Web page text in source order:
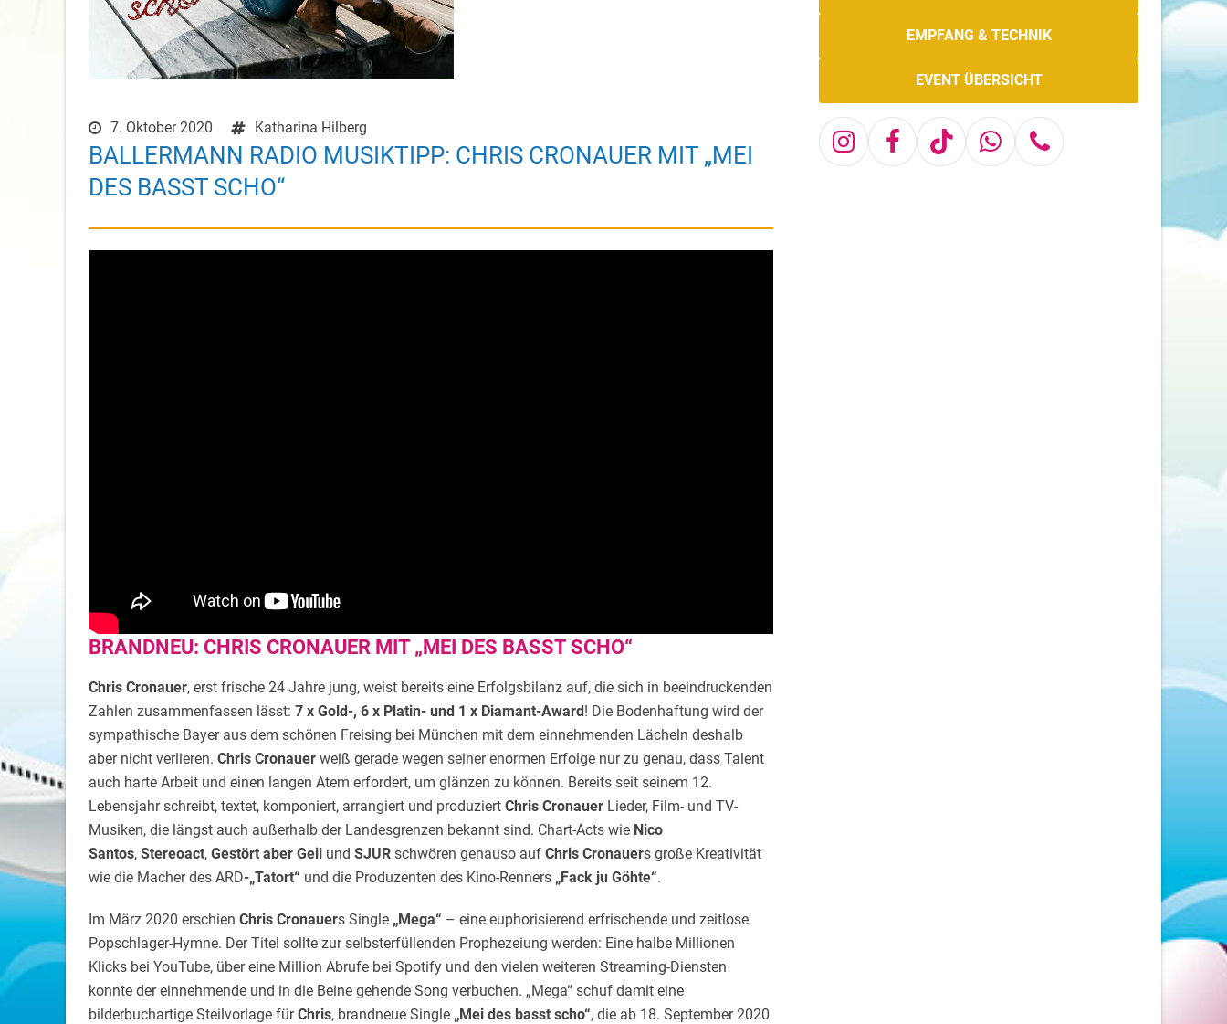
7. Oktober 2020 Katharina Hilberg
BALLERMANN RADIO MUSIKTIPP: CHRIS CRONAUER MIT „MEI
DES BASST SCHO“
BRANDNEU: CHRIS CRONAUER MIT „MEI DES BASST SCHO“
Chris Cronauer, erst frische 24 Jahre jung, weist bereits eine Erfolgsbilanz auf, die sich in beeindruckenden
Zahlen zusammenfassen lässt: 7 x Gold-, 6 x Platin- und 1 x Diamant-Award! Die Bodenhaftung wird der
sympathische Bayer aus dem schönen Freising bei München mit dem einnehmenden Lächeln deshalb
aber nicht verlieren. Chris Cronauer weiß gerade wegen seiner enormen Erfolge nur zu genau, dass Talent
auch harte Arbeit und einen langen Atem erfordert, um glänzen zu können. Bereits seit seinem 12.
Lebensjahr schreibt, textet, komponiert, arrangiert und produziert Chris Cronauer Lieder, Film- und TV-
Musiken, die längst auch außerhalb der Landesgrenzen bekannt sind. Chart-Acts wie Nico
Santos, Stereoact, Gestört aber Geil und SJUR schwören genauso auf Chris Cronauers große Kreativität
wie die Macher des ARD-„Tatort“ und die Produzenten des Kino-Renners „Fack ju Göhte“.
Im März 2020 erschien Chris Cronauers Single „Mega“ – eine euphorisierend erfrischende und zeitlose
Popschlager-Hymne. Der Titel sollte zur selbsterfüllenden Prophezeiung werden: Eine halbe Millionen
Klicks bei YouTube, über eine Million Abrufe bei Spotify und den vielen weiteren Streaming-Diensten
konnte der einnehmende und in die Beine gehende Song verbuchen. „Mega“ schuf damit eine
bilderbuchartige Steilvorlage fürChris‚ brandneue Single „Mei des basst scho“, die ab 18. September 2020
EMPFANG & TECHNIK
EVENT ÜBERSICHT
Instagram
Facebook
TiktokWhatsapp
Telefon